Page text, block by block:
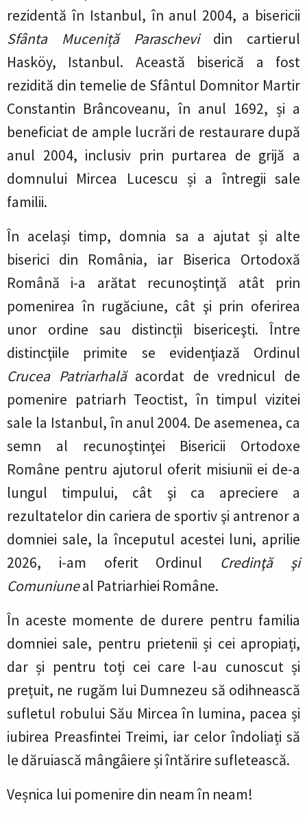
rezidentă în Istanbul, în anul 2004, a bisericii
Sfânta Muceniță Paraschevidin cartierul
Hasköy, Istanbul. Această biserică a fost
rezidită din temelie de Sfântul Domnitor Martir
Constantin Brâncoveanu, în anul 1692, și a
beneficiat de ample lucrări de restaurare după
anul 2004, inclusiv prin purtarea de grijă a
domnului Mircea Lucescu și a întregii sale
familii.
În același timp, domnia sa a ajutat și alte
biserici din România, iar Biserica Ortodoxă
Română i-a arătat recunoştinţă atât prin
pomenirea în rugăciune, cât şi prin oferirea
unor ordine sau distincții bisericeşti. Între
distincţiile primite se evidenţiază Ordinul
Crucea Patriarhală acordat de vrednicul de
pomenire patriarh Teoctist, în timpul vizitei
sale la Istanbul, în anul 2004. De asemenea, ca
semn al recunoştinţei Bisericii Ortodoxe
Române pentru ajutorul oferit misiunii ei de-a
lungul timpului, cât şi ca apreciere a
rezultatelor din cariera de sportiv şi antrenor a
domniei sale, la începutul acestei luni, aprilie
2026, i-am oferit Ordinul Credinţă şi
Comuniuneal Patriarhiei Române.
În aceste momente de durere pentru familia
domniei sale, pentru prietenii și cei apropiați,
dar și pentru toți cei care l-au cunoscut și
prețuit, ne rugăm lui Dumnezeu să odihnească
sufletul robului Său Mircea în lumina, pacea și
iubirea Preasfintei Treimi, iar celor îndoliați să
le dăruiască mângâiere și întărire sufletească.
Veșnica lui pomenire din neam în neam!